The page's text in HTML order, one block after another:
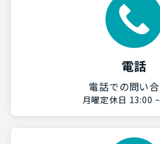
電話
電話での問い
月曜定休日 13:00